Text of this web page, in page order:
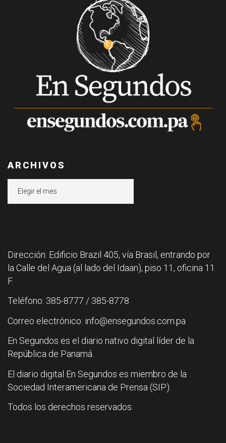
ARCHIVOS
Dirección: Edificio Brazil 405, vía Brasil, entrando por
la Calle del Agua (al lado del Idaan), piso 11, oficina 11
F.
Teléfono: 385-8777 / 385-8778
Correo electrónico: info@ensegundos.com.pa
En Segundos es el diario nativo digital líder de la
República de Panamá.
El diario digital En Segundos es miembro de la
Sociedad Interamericana de Prensa (SIP).
Todos los derechos reservados.